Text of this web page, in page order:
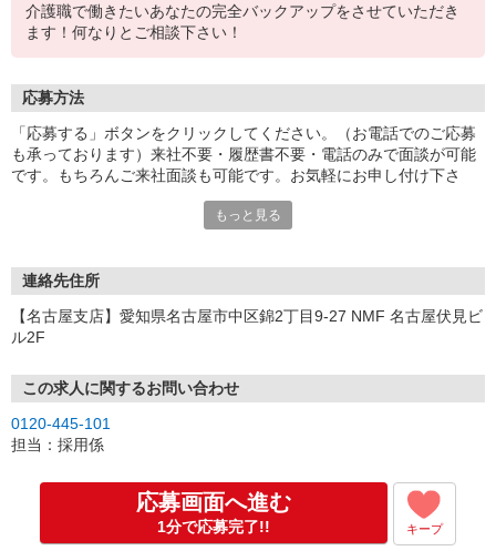
介護職で働きたいあなたの完全バックアップをさせていただき
ます！何なりとご相談下さい！
応募方法
「応募する」ボタンをクリックしてください。（お電話でのご応募
も承っております）来社不要・履歴書不要・電話のみで面談が可能
です。もちろんご来社面談も可能です。お気軽にお申し付け下さ
もっと見る
連絡先住所
【名古屋支店】愛知県名古屋市中区錦2丁目9-27 NMF 名古屋伏見ビ
ル2F
この求人に関するお問い合わせ
0120-445-101
担当：採用係
応募画面へ進む
1分で応募完了!! キープ